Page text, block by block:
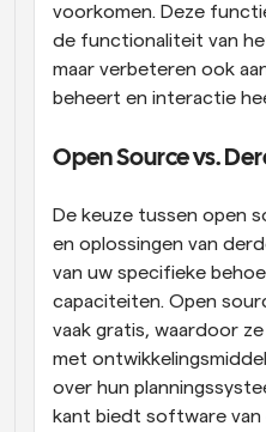
voorkomen. Deze
de functionaliteit van
maar verbeteren ook
beheert en interactie
Open Source vs.
De keuze tussen open
en oplossingen van
van uw specifieke
capaciteiten. Open
vaak gratis, waardoor
met
over hun
kant biedt software